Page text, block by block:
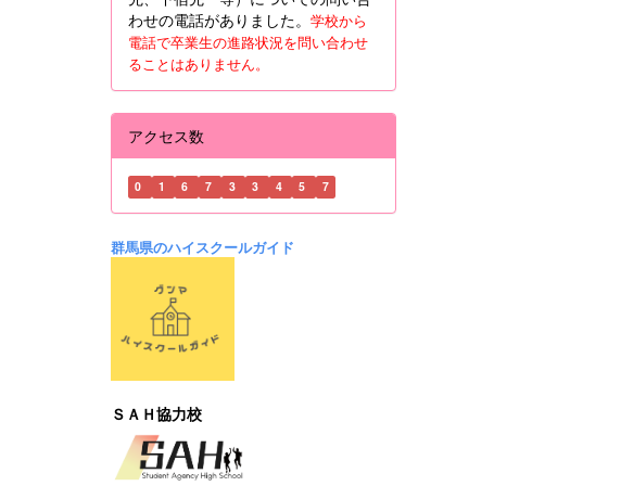
わせの電話がありました。 学校から
電話で卒業生の進路状況を問い合わせ
ることはありません。
アクセス数
0 1 6 7 3 3 4 5 7
群馬県のハイスクールガイド
ＳＡＨ協力校